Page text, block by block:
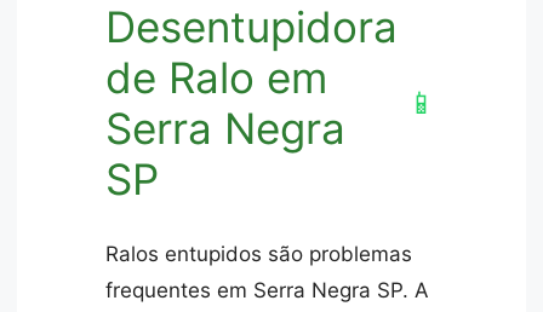
Desentupidora
de Ralo em
Serra Negra
SP
📱
Ralos entupidos são problemas
frequentes em Serra Negra SP. A